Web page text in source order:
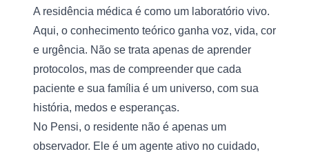
A residência médica é como um laboratório vivo.
Aqui, o conhecimento teórico ganha voz, vida, cor
e urgência. Não se trata apenas de aprender
protocolos, mas de compreender que cada
paciente e sua família é um universo, com sua
história, medos e esperanças.
No Pensi, o residente não é apenas um
observador. Ele é um agente ativo no cuidado,